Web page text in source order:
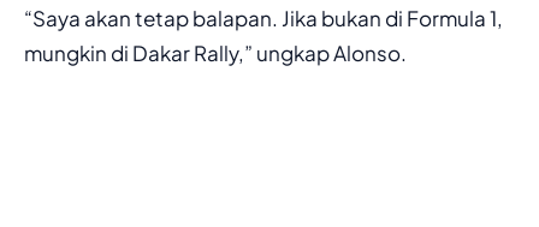
“Saya akan tetap balapan. Jika bukan di Formula 1,
mungkin di Dakar Rally,” ungkap Alonso.